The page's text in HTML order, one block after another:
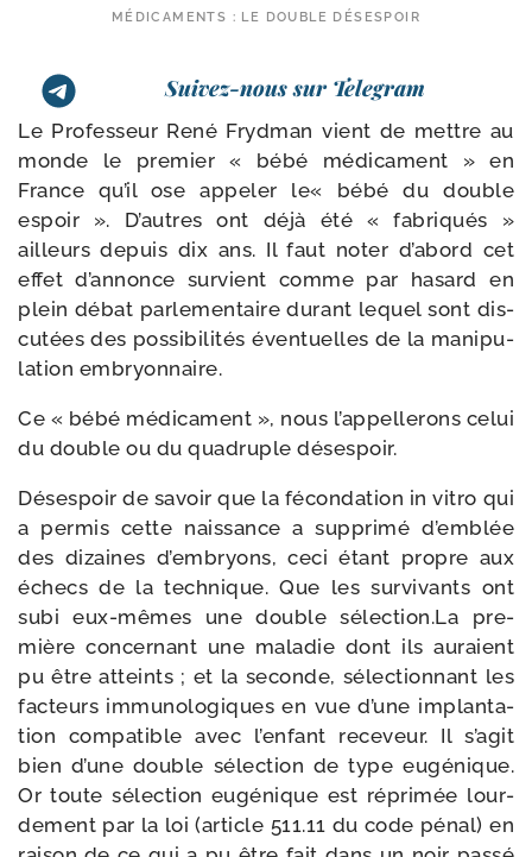
MÉDICAMENTS : LE DOUBLE DÉSESPOIR
Suivez-nous sur Telegram
Le Professeur René Frydman vient de mettre au
monde le pre­mier « bébé médi­ca­ment » en
France qu’il ose appe­ler le« bébé du double
espoir ». D’autres ont déjà été « fabri­qués »
ailleurs depuis dix ans. Il faut noter d’a­bord cet
effet d’an­nonce sur­vient comme par hasard en
plein débat par­le­men­taire durant lequel sont dis­
cu­tées des pos­si­bi­li­tés éven­tuelles de la mani­pu­
la­tion embryonnaire.
Ce « bébé médi­ca­ment », nous l’ap­pel­le­rons celui
du double ou du qua­druple désespoir.
Désespoir de savoir que la fécon­da­tion in vitro qui
a per­mis cette nais­sance a sup­pri­mé d’emblée
des dizaines d’embryons, ceci étant propre aux
échecs de la tech­nique. Que les sur­vi­vants ont
subi eux-​mêmes une double sélection.La pre­
mière concer­nant une mala­die dont ils auraient
pu être atteints ; et la seconde, sélec­tion­nant les
fac­teurs immu­no­lo­giques en vue d’une implan­ta­
tion com­pa­tible avec l’en­fant rece­veur. Il s’a­git
bien d’une double sélec­tion de type eugé­nique.
Or toute sélec­tion eugé­nique est répri­mée lour­
de­ment par la loi (article 511.11 du code pénal) en